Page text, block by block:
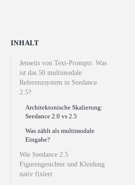
INHALT
Jenseits von Text-Prompts: Was
ist das 50 multimodale
Referenzsystem in Seedance
2.5?
Architektonische Skalierung:
Seedance 2.0 vs 2.5
Was zählt als multimodale
Eingabe?
Wie Seedance 2.5
Figurengesichter und Kleidung
nativ fixiert